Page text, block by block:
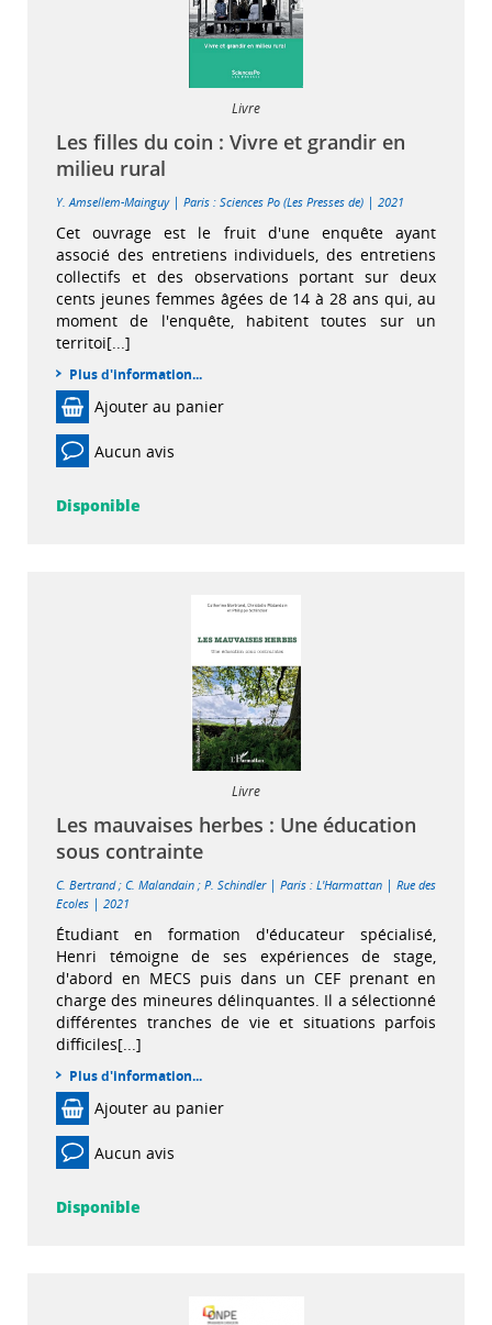
Livre
Les filles du coin : Vivre et grandir en
milieu rural
Y. Amsellem-Mainguy | Paris : Sciences Po (Les Presses de) | 2021
Cet ouvrage est le fruit d'une enquête ayant
associé des entretiens individuels, des entretiens
collectifs et des observations portant sur deux
cents jeunes femmes âgées de 14 à 28 ans qui, au
moment de l'enquête, habitent toutes sur un
territoi[...]
Plus d'information...
Ajouter au panier
Aucun avis
Disponible
Livre
Les mauvaises herbes : Une éducation
sous contrainte
C. Bertrand; C. Malandain ; P. Schindler | Paris : L'Harmattan | Rue des
Ecoles | 2021
Étudiant en formation d'éducateur spécialisé,
Henri témoigne de ses expériences de stage,
d'abord en MECS puis dans un CEF prenant en
charge des mineures délinquantes. Il a sélectionné
différentes tranches de vie et situations parfois
difficiles[...]
Plus d'information...
Ajouter au panier
Aucun avis
Disponible